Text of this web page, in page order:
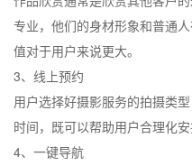
专业，他们的身材形象和普通
值对于用户来说更大。
3、线上预约
用户选择好摄影服务的拍摄类
时间，既可以帮助用户合理化安
4、一键导航